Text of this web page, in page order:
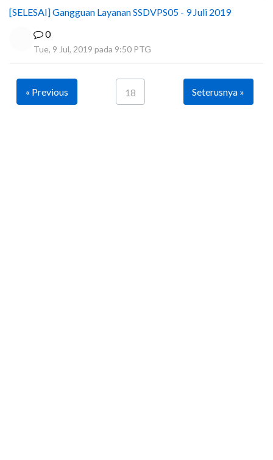
[SELESAI] Gangguan Layanan SSDVPS05 - 9 Juli 2019
0
Tue, 9 Jul, 2019 pada 9:50 PTG
« Previous 18 Seterusnya »